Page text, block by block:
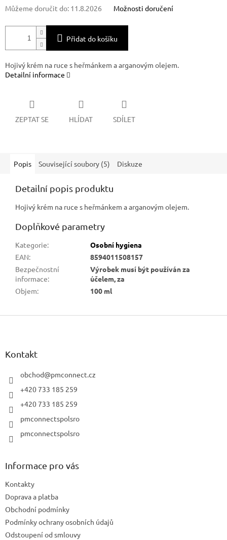
Můžeme doručit do: 11.8.2026 Možnosti doručení
Přidat do košíku
Hojivý krém na ruce s heřmánkem a arganovým olejem.
Detailní informace
ZEPTAT SE HLÍDAT SDÍLET
Popis Související soubory (5) Diskuze
Detailní popis produktu
Hojivý krém na ruce s heřmánkem a arganovým olejem.
Doplňkové parametry
Kategorie:
Osobní hygiena
EAN:
8594011508157
Bezpečnostní
informace:
Výrobek musí být používán za
účelem, za
Objem: 100 ml
Z
Kontakt
obchod@pmconnect.cz
+420 733 185 259
+420 733 185 259
pmconnectspolsro
pmconnectspolsro
Informace pro vás
Kontakty
Doprava a platba
Obchodní podmínky
Podmínky ochrany osobních údajů
Odstoupení od smlouvy